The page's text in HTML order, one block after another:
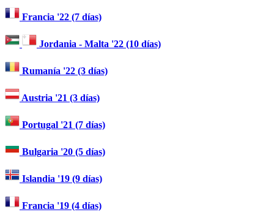
Francia '22 (7 días)
Jordania - Malta '22 (10 días)
Rumanía '22 (3 días)
Austria '21 (3 días)
Portugal '21 (7 días)
Bulgaria '20 (5 días)
Islandia '19 (9 días)
Francia '19 (4 días)